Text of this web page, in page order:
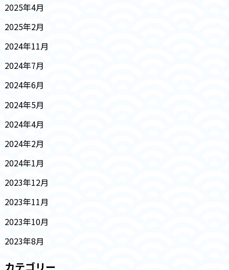
2025年4月
2025年2月
2024年11月
2024年7月
2024年6月
2024年5月
2024年4月
2024年2月
2024年1月
2023年12月
2023年11月
2023年10月
2023年8月
カテゴリー